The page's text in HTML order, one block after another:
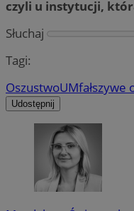
czyli u instytucji,
Słuchaj
Tagi:
OszustwoUMfałszywe
Udostępnij